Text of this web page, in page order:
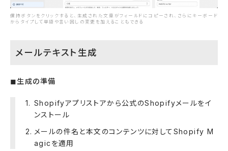
保持ボタンをクリックすると、生成された文章がフィールドにコピーされ、さらにキーボード
からタイプして単語や言い回しの変更を加えることもできる
メールテキスト生成
◼︎生成の準備
Shopifyアプリストアから公式のShopifyメールをイ
ンストール
メールの件名と本文のコンテンツに対してShopify M
agicを適用